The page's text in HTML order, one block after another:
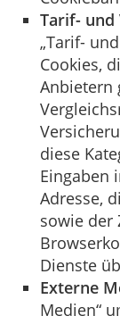
Tarif- und
„Tarif-
Cookies,
Anbietern
diese
Eingaben
Adresse,
sowie der
Dienste
Externe
Medien“